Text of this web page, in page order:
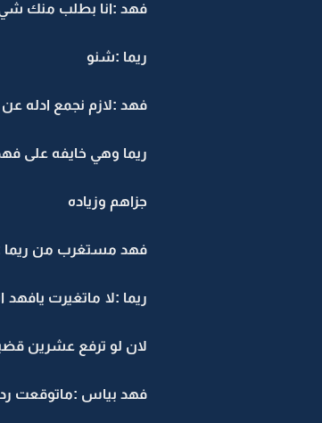
فهد :انا بطلب منك
ريما :شنو
فهد :لازم نجمع ادله
ريما وهي خايفه على
جزاهم وزياده
فهد مستغرب من ريما
ريما :لا ماتغيرت
لان لو ترفع عشرين
فهد بياس :ماتوقعت